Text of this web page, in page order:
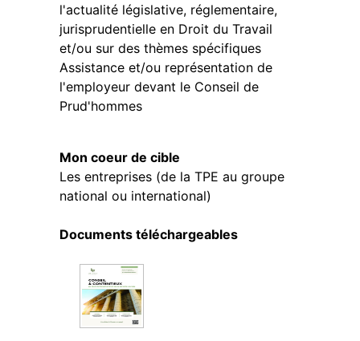
l'actualité législative, réglementaire,
jurisprudentielle en Droit du Travail
et/ou sur des thèmes spécifiques
Assistance et/ou représentation de
l'employeur devant le Conseil de
Prud'hommes
Mon coeur de cible
Les entreprises (de la TPE au groupe
national ou international)
Documents téléchargeables